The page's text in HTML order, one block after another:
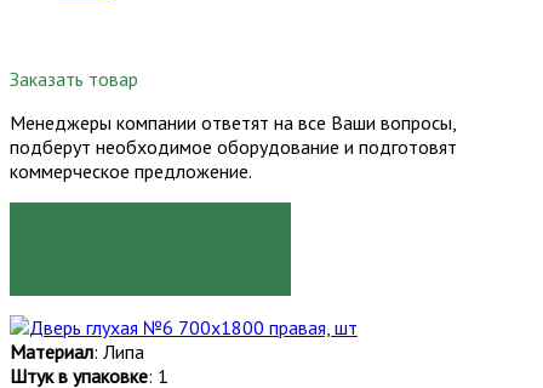
Заказать товар
Менеджеры компании ответят на все Ваши вопросы,
подберут необходимое оборудование и подготовят
коммерческое предложение.
Материал: Липа
Штук в упаковке: 1